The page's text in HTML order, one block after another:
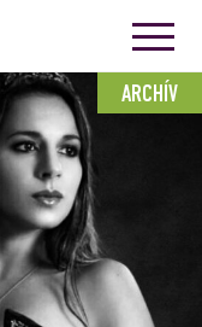
ARCHÍV